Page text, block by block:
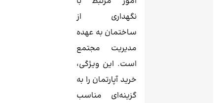
نگهداری از
ساختمان به عهده
مدیریت مجتمع
است. این ویژگی،
خرید آپارتمان را به
گزینه‌ای مناسب